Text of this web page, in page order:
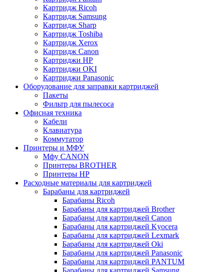
Картридж Ricoh
Картридж Samsung
Картридж Sharp
Картридж Toshiba
Картридж Xerox
Картридж Сanon
Картриджи HP
Картриджи OKI
Картриджи Panasonic
Оборудование для заправки картриджей
Пакеты
Фильтр для пылесоса
Офисная техника
Кабели
Клавиатура
Коммутатор
Принтеры и МФУ
Мфу CANON
Принтеры BROTHER
Принтеры HP
Расходные материалы для картриджей
Барабаны для картриджей
Барабаны Ricoh
Барабаны для картриджей Brother
Барабаны для картриджей Canon
Барабаны для картриджей Kyocera
Барабаны для картриджей Lexmark
Барабаны для картриджей Oki
Барабаны для картриджей Panasonic
Барабаны для картриджей PANTUM